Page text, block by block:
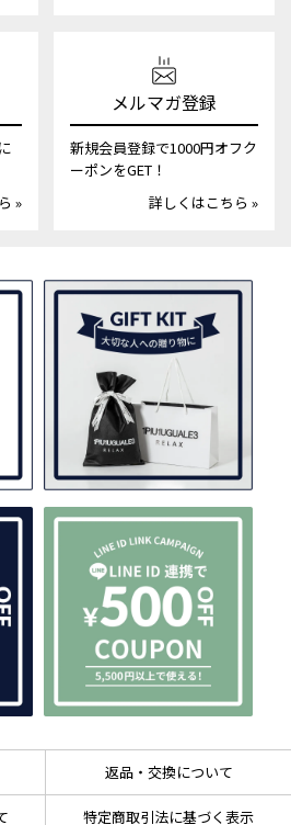
»
メルマガ登録
新規会員登録で1000円オフク
ーポンをGET！
詳しくはこちら »
返品・交換について
特定商取引法に基づく表示